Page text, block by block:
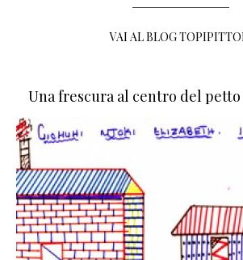
VAI AL BLOG
Una frescura al centro del petto